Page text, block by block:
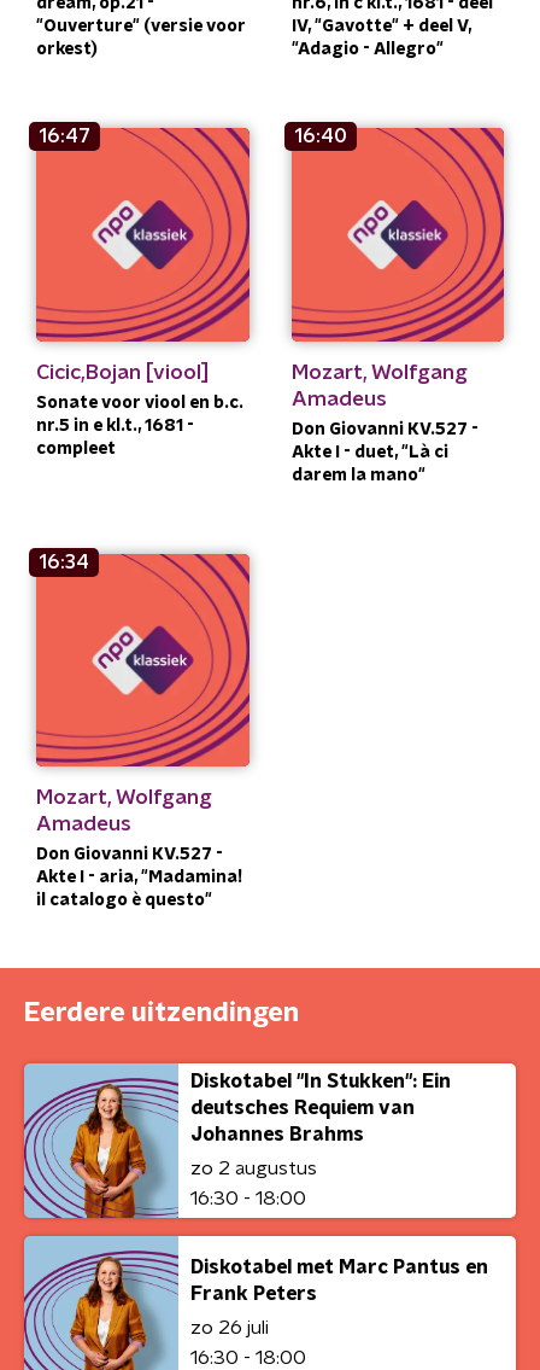
dream, op.21 -
"Ouverture" (versie voor
orkest)
nr.6, in c kl.t., 1681 - deel
IV, "Gavotte" + deel V,
"Adagio - Allegro"
16:47
Cicic,Bojan [viool]
Sonate voor viool en b.c.
nr.5 in e kl.t., 1681 -
compleet
16:40
Mozart, Wolfgang
Amadeus
Don Giovanni KV.527 -
Akte I - duet, "Là ci
darem la mano"
16:34
Mozart, Wolfgang
Amadeus
Don Giovanni KV.527 -
Akte I - aria, "Madamina!
il catalogo è questo"
Eerdere uitzendingen
Diskotabel "In Stukken": Ein
deutsches Requiem van
Johannes Brahms
zo 2 augustus
16:30 - 18:00
Diskotabel met Marc Pantus en
Frank Peters
zo 26 juli
16:30 - 18:00